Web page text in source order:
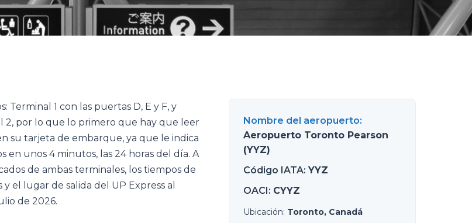
Terminal 1 con las puertas D, E y F, y
2, por lo que lo primero que hay que leer
su tarjeta de embarque, ya que le indica
en unos 4 minutos, las 24 horas del día. A
de ambas terminales, los tiempos de
el lugar de salida del UP Express al
de 2026.
Nombre del aeropuerto:
Aeropuerto Toronto Pearson
(YYZ)
Código IATA: YYZ
OACI: CYYZ
Ubicación: Toronto, Canadá